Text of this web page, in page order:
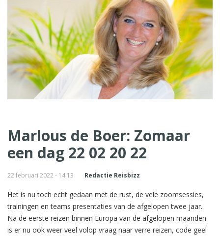
Marlous de Boer: Zomaar
een dag 22 02 20 22
22 februari 2022 - 14:13 Redactie Reisbizz
Het is nu toch echt gedaan met de rust, de vele zoomsessies,
trainingen en teams presentaties van de afgelopen twee jaar.
Na de eerste reizen binnen Europa van de afgelopen maanden
is er nu ook weer veel volop vraag naar verre reizen, code geel